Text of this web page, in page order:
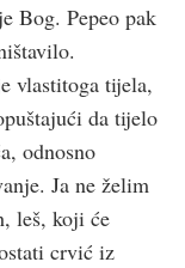
Bog. Pepeo pak
vlastitoga tijela,
da tijelo
odnosno
Ja ne želim
leš, koji će
crvić iz